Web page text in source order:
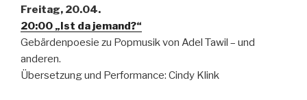
Freitag, 20.04.
20:00 „Ist da jemand?“
Gebärdenpoesie zu Popmusik von Adel Tawil – und
anderen.
Übersetzung und Performance: Cindy Klink